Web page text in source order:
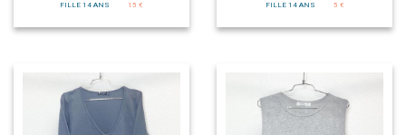
FILLE 14 ANS
15 €
FILLE 14 ANS
5 €